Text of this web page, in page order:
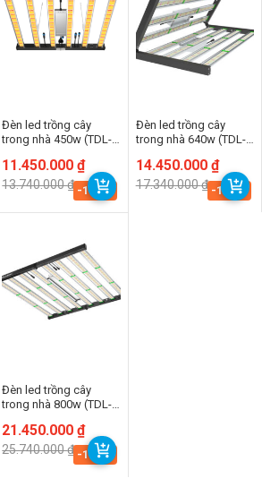
Đèn led trồng cây
trong nhà 450w (TDL-
13.740.000₫
Giá
gốc
là:
13.740.000 ₫.
11.450.000₫
Giá
hiện
tại
11.450.000 ₫.
-16.7%
Đèn led trồng cây
trong nhà 640w (TDL-
17.340.000₫
Giá
gốc
là:
17.340.000 ₫.
14.450.000 ₫
Giá
hiện
tại
-16.7%
Đèn led trồng cây
trong nhà 800w (TDL-
25.740.000₫
Giá
gốc
là:
25.740.000 ₫.
21.450.000₫
Giá
hiện
tại
-16.7%